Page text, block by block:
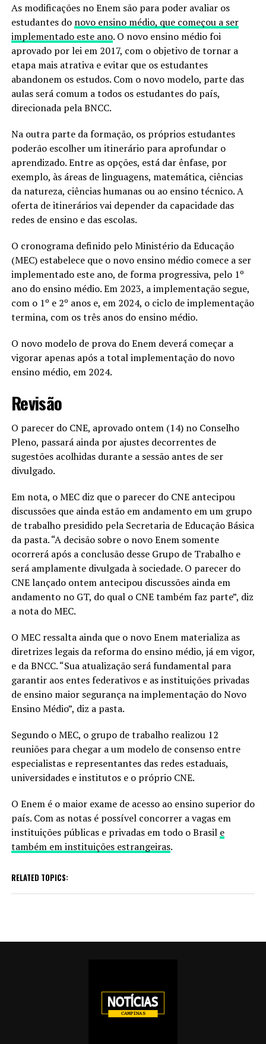
As modificações no Enem são para poder avaliar os
estudantes do novo ensino médio, que começou a ser
implementado este ano. O novo ensino médio foi
aprovado por lei em 2017, com o objetivo de tornar a
etapa mais atrativa e evitar que os estudantes
abandonem os estudos. Com o novo modelo, parte das
aulas será comum a todos os estudantes do país,
direcionada pela BNCC.
Na outra parte da formação, os próprios estudantes
poderão escolher um itinerário para aprofundar o
aprendizado. Entre as opções, está dar ênfase, por
exemplo, às áreas de linguagens, matemática, ciências
da natureza, ciências humanas ou ao ensino técnico. A
oferta de itinerários vai depender da capacidade das
redes de ensino e das escolas.
O cronograma definido pelo Ministério da Educação
(MEC) estabelece que o novo ensino médio comece a ser
implementado este ano, de forma progressiva, pelo 1º
ano do ensino médio. Em 2023, a implementação segue,
com o 1º e 2º anos e, em 2024, o ciclo de implementação
termina, com os três anos do ensino médio.
O novo modelo de prova do Enem deverá começar a
vigorar apenas após a total implementação do novo
ensino médio, em 2024.
Revisão
O parecer do CNE, aprovado ontem (14) no Conselho
Pleno, passará ainda por ajustes decorrentes de
sugestões acolhidas durante a sessão antes de ser
divulgado.
Em nota, o MEC diz que o parecer do CNE antecipou
discussões que ainda estão em andamento em um grupo
de trabalho presidido pela Secretaria de Educação Básica
da pasta. “A decisão sobre o novo Enem somente
ocorrerá após a conclusão desse Grupo de Trabalho e
será amplamente divulgada à sociedade. O parecer do
CNE lançado ontem antecipou discussões ainda em
andamento no GT, do qual o CNE também faz parte”, diz
a nota do MEC.
O MEC ressalta ainda que o novo Enem materializa as
diretrizes legais da reforma do ensino médio, já em vigor,
e da BNCC. “Sua atualização será fundamental para
garantir aos entes federativos e as instituições privadas
de ensino maior segurança na implementação do Novo
Ensino Médio”, diz a pasta.
Segundo o MEC, o grupo de trabalho realizou 12
reuniões para chegar a um modelo de consenso entre
especialistas e representantes das redes estaduais,
universidades e institutos e o próprio CNE.
O Enem é o maior exame de acesso ao ensino superior do
país. Com as notas é possível concorrer a vagas em
instituições públicas e privadas em todo o Brasil e
também em instituições estrangeiras.
RELATED TOPICS: